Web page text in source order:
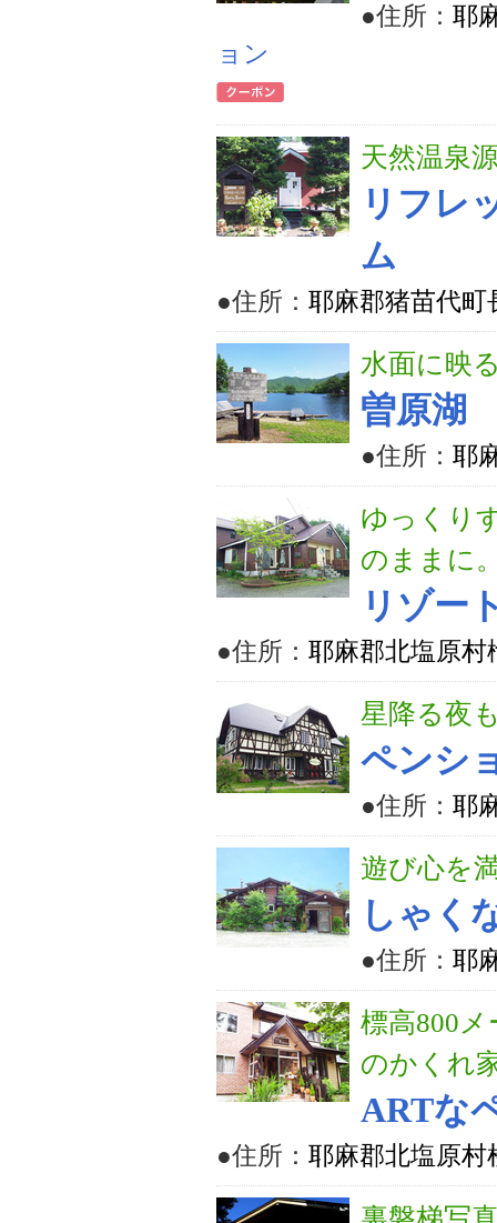
●住所： 耶
ョン
天然温泉
リフレ
ム
●住所： 耶麻郡猪苗代町
水面に映
曽原湖
●住所： 耶
ゆっくり
のままに
リゾー
●住所： 耶麻郡北塩原村
星降る夜
ペンシ
●住所： 耶
遊び心を
しゃく
●住所： 耶
標高800
のかくれ
ARTな
●住所： 耶麻郡北塩原村